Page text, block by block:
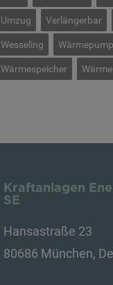
Umzug Verlängerbar
Wesseling
Wärmespeicher
Kraftanlagen
SE
Hansastraße 23
80686 München,